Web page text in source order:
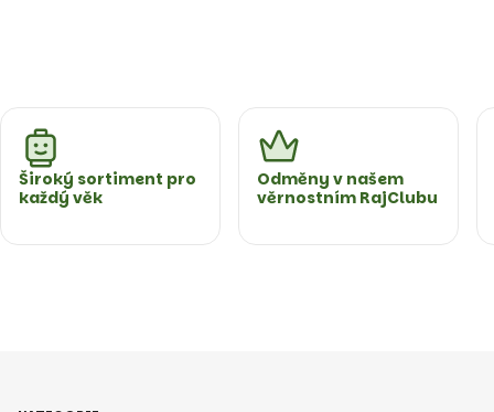
Široký sortiment pro
každý věk
Odměny v našem
věrnostním RajClubu